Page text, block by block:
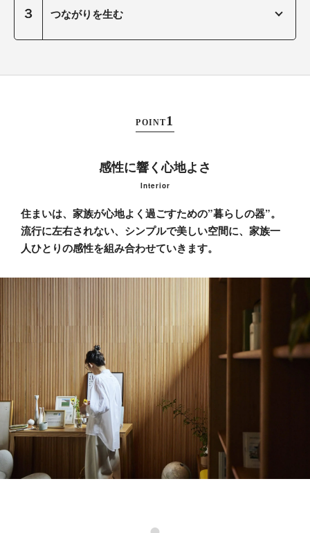
つながりを生む
POINT
感性に響く心地よさ
Interior
住まいは、家族が心地よく過ごすための”暮らしの器”。
流行に左右されない、シンプルで美しい空間に、家族一
人ひとりの感性を組み合わせていきます。